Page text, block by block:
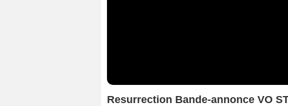
Resurrection Bande-annonce VO